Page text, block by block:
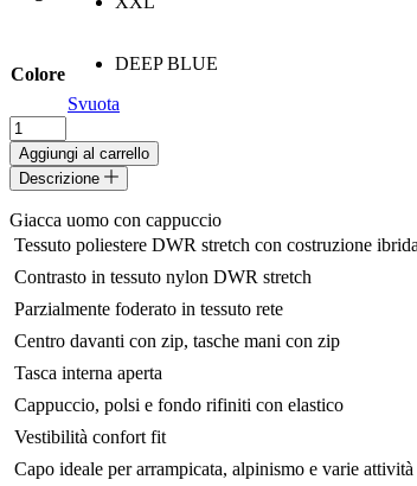
199,00€.139,30€.
Colore
DEEP BLUE
Svuota
GIACCA
WIND
REVOLUTION
CONFORT
FIT
JKT
MONTURA
quantità
Aggiungi al carrello
Descrizione
Giacca uomo con cappuccio
 Tessuto poliestere DWR stretch con costruzione
 Contrasto in tessuto nylon DWR stretch
 Parzialmente foderato in tessuto rete
 Centro davanti con zip, tasche mani con zip
 Tasca interna aperta
 Cappuccio, polsi e fondo rifiniti con elastico
 Vestibilità confort fit
 Capo ideale per arrampicata, alpinismo e varie